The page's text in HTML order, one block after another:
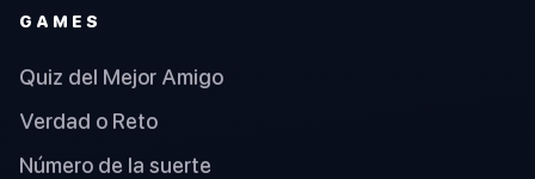
GAMES
Quiz del Mejor Amigo
Verdad o Reto
Número de la suerte